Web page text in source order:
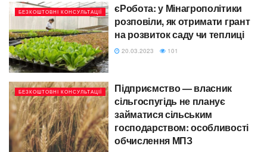
БЕЗКОШТОВНІ КОНСУЛЬТАЦІЇ
єРобота: у Мінагрополітики
розповіли, як отримати грант
на розвиток саду чи теплиці
20.03.2023 101
БЕЗКОШТОВНІ КОНСУЛЬТАЦІЇ
Підприємство — власник
сільгоспугідь не планує
займатися сільським
господарством: особливості
обчислення МПЗ